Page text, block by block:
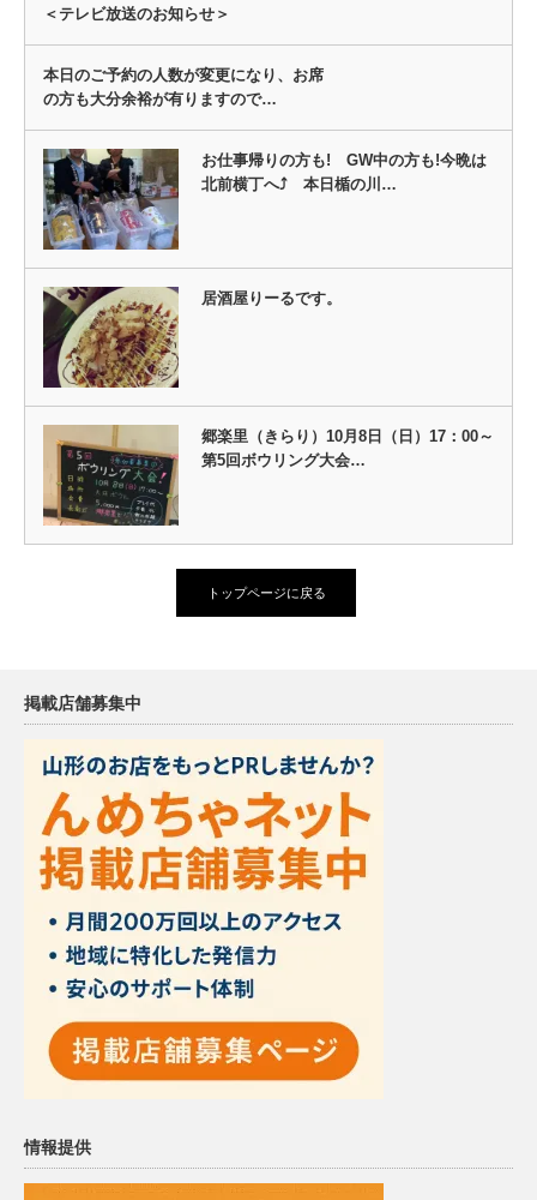
＜テレビ放送のお知らせ＞
本日のご予約の人数が変更になり、お席
の方も大分余裕が有りますので…
お仕事帰りの方も! GW中の方も!今晩は
北前横丁へ⤴ 本日楯の川…
居酒屋りーるです。
郷楽里（きらり）10月8日（日）17：00～
第5回ボウリング大会…
トップページに戻る
掲載店舗募集中
情報提供